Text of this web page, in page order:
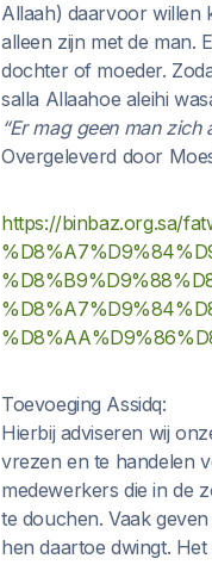
Allaah) daarvoor willen
alleen zijn met de man.
dochter of moeder.
salla Allaahoe aleihi
“Er mag geen man
Overgeleverd door
https://binbaz.org.sa/
Toevoeging Assidq:
Hierbij adviseren wij
vrezen en te handelen
medewerkers die in de
te douchen. Vaak
hen daartoe dwingt.